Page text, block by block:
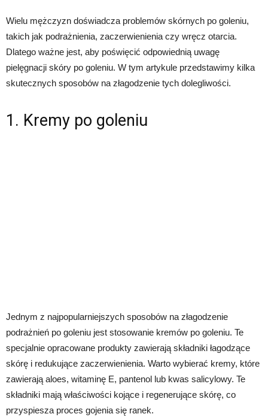
Wielu mężczyzn doświadcza problemów skórnych po goleniu,
takich jak podrażnienia, zaczerwienienia czy wręcz otarcia.
Dlatego ważne jest, aby poświęcić odpowiednią uwagę
pielęgnacji skóry po goleniu. W tym artykule przedstawimy kilka
skutecznych sposobów na złagodzenie tych dolegliwości.
1. Kremy po goleniu
Jednym z najpopularniejszych sposobów na złagodzenie
podrażnień po goleniu jest stosowanie kremów po goleniu. Te
specjalnie opracowane produkty zawierają składniki łagodzące
skórę i redukujące zaczerwienienia. Warto wybierać kremy, które
zawierają aloes, witaminę E, pantenol lub kwas salicylowy. Te
składniki mają właściwości kojące i regenerujące skórę, co
przyspiesza proces gojenia się ranek.